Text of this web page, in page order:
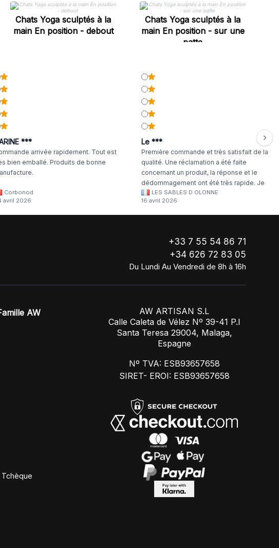
Chats Yoga sculptés à la
main En position - debout
Chats Yoga sculptés à la
main En position - sur une
patte
***
arrivée rapidement. Tout est
bien emballé. Produits de bonne
Corbonod
avril 2026
Le ***
Première commande et très satisfait de la
qualité. Une réclamation a été faite
concernant un produit, la réponse et le
dédommagement ont été très rapide. Je
continuerai à commander chez WA Artisan
!
LES SABLES D OLONNE
16 avril 2026
+33 7 55 54 86 71
+34 626 72 83 05
Du Lundi Au Vendredi de 8h à 16h
AW
Tchèque
AW ARTISAN S.L
Calle Caleta de Vélez Nº 39-41 P.I
Santa Teresa 29004, Malaga,
Espagne
Nº TVA: ESB93657658
SIRET- EROI: ESB93657658